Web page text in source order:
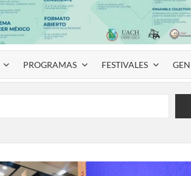
PROGRAMAS FESTIVALES